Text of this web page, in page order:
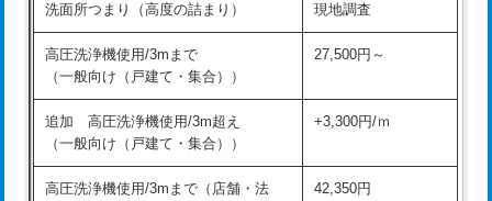
バスタブ設置 現場見積
追加人工 16,500円
廃棄・処分 現場見積
※給水管工事は20mmまでの価格です。
給水管工事※（ホール加工) 16,500円
給水管工事※（バンド止め)
給水管工事※（支持金具設置) 5,500円
給水管工事※（保温材使用（バンド止
め込み）)
5,500円
洗面所つまり（高度の詰まり） 現地調査
高圧洗浄機使用/3mまで
（一般向け（戸建て・集合））
27,500円～
追加 高圧洗浄機使用/3m超え
（一般向け（戸建て・集合））
+3,300円/ｍ
高圧洗浄機使用/3mまで（店舗・法
42,350円